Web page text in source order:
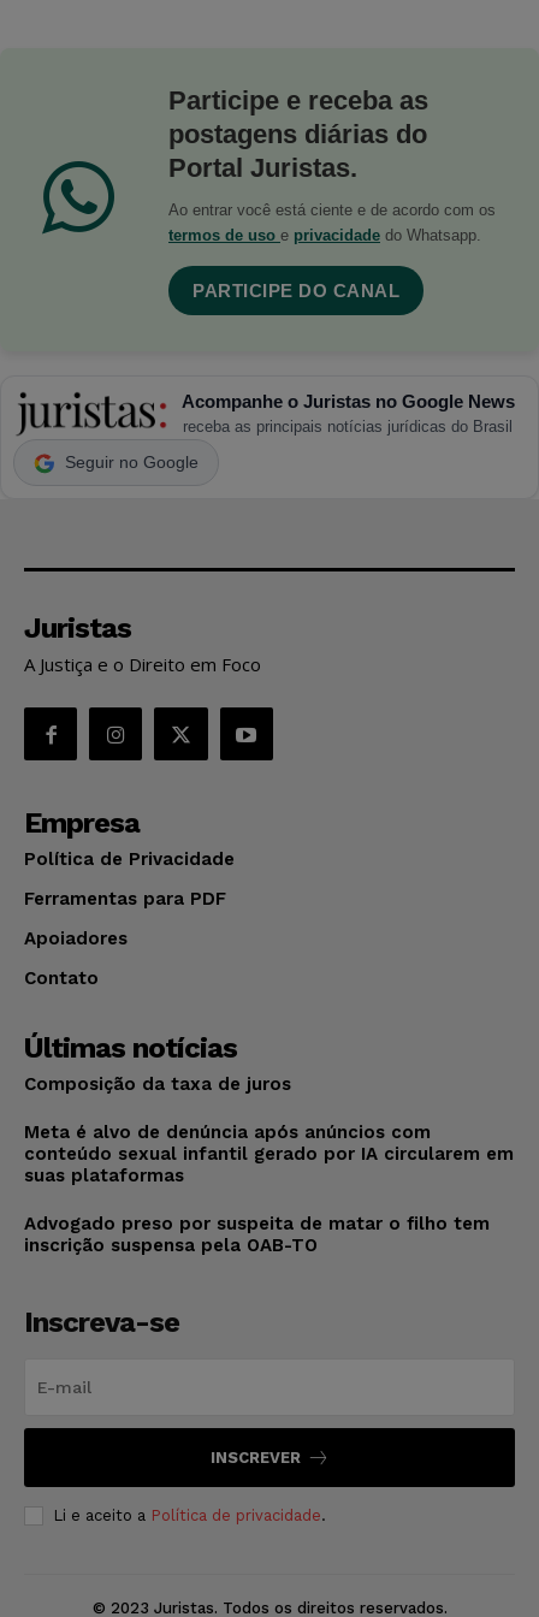
Participe e receba as
postagens diárias do
Portal Juristas.
Ao entrar você está ciente e de acordo com os
termos de uso e privacidade do Whatsapp.
PARTICIPE DO CANAL
Acompanhe o Juristas no Google News
receba as principais notícias jurídicas do Brasil
Seguir no Google
Juristas
A Justiça e o Direito em Foco
Empresa
Política de Privacidade
Ferramentas para PDF
Apoiadores
Contato
Últimas notícias
Composição da taxa de juros
Meta é alvo de denúncia após anúncios com
conteúdo sexual infantil gerado por IA circularem em
suas plataformas
Advogado preso por suspeita de matar o filho tem
inscrição suspensa pela OAB-TO
Inscreva-se
INSCREVER
Li e aceito a Política de privacidade.
© 2023 Juristas. Todos os direitos reservados.